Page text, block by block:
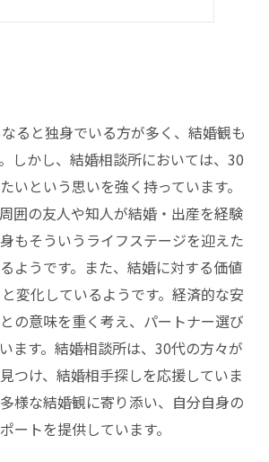
ると独身でいる方が多く、結婚観も
しかし、結婚相談所においては、30
いという思いを強く持っています。
囲の友人や知人が結婚・出産を経験
もそういうライフステージを迎えた
ようです。また、結婚に対する価値
変化しているようです。経済的な安
の意味を重く考え、パートナー選び
ます。結婚相談所は、30代の方々が
つけ、結婚相手探しを応援していま
様な結婚観に寄り添い、自分自身の
ートを提供しています。